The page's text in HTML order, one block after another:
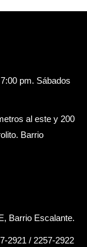
pm. Sábados
al este y 200
Barrio
Barrio Escalante.
2921 / 2257-2922